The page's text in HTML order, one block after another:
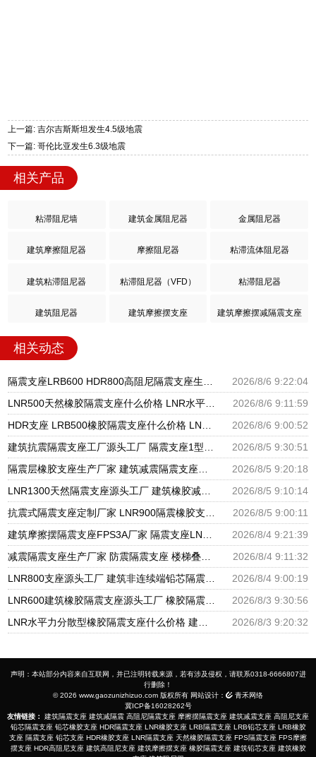
上一篇: 吉尔吉斯斯坦发生4.5级地震
下一篇: 哥伦比亚发生6.3级地震
相关产品
粘滞阻尼墙 建筑金属阻尼器 金属阻尼器
建筑摩擦阻尼器 摩擦阻尼器 粘滞流体阻尼器
建筑粘滞阻尼器 粘滞阻尼器（VFD） 粘滞阻尼器
建筑阻尼器 建筑摩擦摆支座 建筑摩擦摆减隔震支座
相关动态
隔震支座LRB600 HDR800高阻尼隔震支座生产厂家 建筑橡胶隔震支座LNRD420源头工厂
2026/8/6 9:22:04
LNR500天然橡胶隔震支座什么价格 LNR水平力分散隔震支座源头工厂 建筑铅芯隔振支座
2026/8/6 9:11:59
HDR支座 LRB500橡胶隔震支座什么价格 LNR900隔震支座
2026/8/6 9:00:52
建筑抗震隔震支座工厂源头工厂 隔震支座1型厂家 500%隔震支座源头工厂
2026/8/5 9:30:51
隔震层橡胶支座生产厂家 建筑减震隔震支座工厂厂家 摩擦摆减隔震型支座生产厂家
2026/8/5 9:20:18
LNR1300天然隔震支座源头工厂 建筑橡胶减隔震支座 抗震支座厂家电话
2026/8/5 9:10:14
抗震式隔震支座定制厂家 LNR900隔震橡胶支座 LNR(H)D370*127橡胶隔震支座生产厂家
2026/8/5 9:00:11
建筑摩擦摆隔震支座FPS3A厂家 隔震支座LNR-700报价 建筑橡胶铅芯支座源头工厂
2026/8/4 9:21:39
减震隔震支座生产厂家 防震隔震支座 楼梯叠层橡胶隔震支座
2026/8/4 9:11:32
LNR800支座源头工厂 建筑非连续端铅芯隔震支座源头工厂 抗震减振支座
2026/8/4 9:00:19
LNR600建筑橡胶隔震支座源头工厂 橡胶隔震支座加工厂家 铅芯隔震支座厂家
2026/8/3 9:30:56
LNR水平力分散型橡胶隔震支座什么价格 建筑抗震式橡胶隔震支座定制 隔震支座LRB1200
2026/8/3 9:20:32
声明：本站部分内容来自互联网，并已注明转载来源，若有涉及侵权，请联系0318-6666807进
行删除！
© 2026 www.gaozunizhizuo.com 版权所有 网站设计：
青禾网络
冀ICP备16028262号
友情链接：
建筑隔震支座 建筑减隔震 高阻尼隔震支座 摩擦摆隔震支座 建筑减震支座 高阻尼支座
铅芯隔震支座 铅芯橡胶支座 HDR隔震支座 LNR橡胶支座 LRB隔震支座 LRB铅芯支座 LRB橡胶
支座 隔震支座 铅芯支座 HDR橡胶支座 LNR隔震支座 天然橡胶隔震支座 FPS隔震支座 FPS摩擦
摆支座 HDR高阻尼支座 建筑高阻尼支座 建筑摩擦摆支座 橡胶隔震支座 建筑铅芯支座 建筑橡胶